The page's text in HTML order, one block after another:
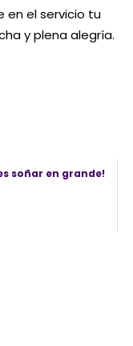
en el servicio tu
y plena alegría.
soñar en grande!